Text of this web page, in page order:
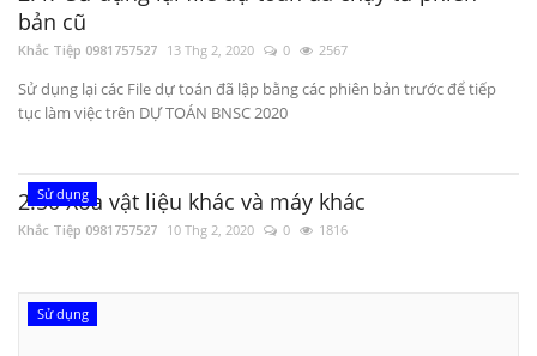
bản cũ
Khắc Tiệp 0981757527 13 Thg 2, 2020 0 2567
Sử dụng lại các File dự toán đã lập bằng các phiên bản trước để tiếp
tục làm việc trên DỰ TOÁN BNSC 2020
Sử dụng
2.50 Xóa vật liệu khác và máy khác
Khắc Tiệp 0981757527 10 Thg 2, 2020 0 1816
Sử dụng